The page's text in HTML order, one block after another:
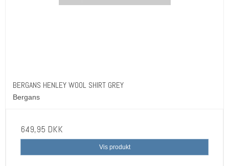
BERGANS HENLEY WOOL SHIRT GREY
Bergans
649,95 DKK
Vis produkt